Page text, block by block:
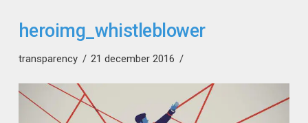
heroimg_whistleblower
transparency 21 december 2016